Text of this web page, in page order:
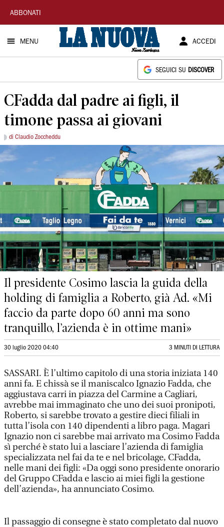
La
Nuova
Sardegna
ABBONATI
MENU ACCEDI
SEGUICI SU DISCOVER
CFadda dal padre ai figli, il
timone passa ai giovani
di Claudio Zoccheddu
Il presidente Cosimo lascia la guida della
holding di famiglia a Roberto, già Ad. «Mi
faccio da parte dopo 60 anni ma sono
tranquillo, l’azienda è in ottime mani»
30 luglio 2020 04:40 3 MINUTI DI LETTURA
SASSARI. È l’ultimo capitolo di una storia iniziata 140
anni fa. E chissà se il maniscalco Ignazio Fadda, che
aggiustava carri in piazza del Carmine a Cagliari,
avrebbe mai immaginato che uno dei suoi pronipoti,
Roberto, si sarebbe trovato a gestire dieci filiali in
tutta l’isola con 140 dipendenti a libro paga. Magari
Ignazio non ci sarebbe mai arrivato ma Cosimo Fadda
sì perché è stato lui a lasciare l’azienda di famiglia
specializzata nel fai da te e nel bricolage, CFadda,
nelle mani dei figli: «Da oggi sono presidente onorario
del Gruppo CFadda e lascio ai miei figli la gestione
dell’azienda», ha annunciato Cosimo.
Il passaggio di consegne è stato completato dal nuovo